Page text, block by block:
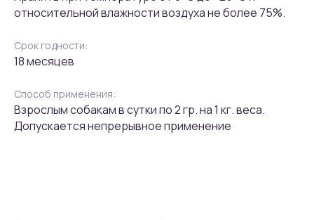
относительной влажности воздуха не более 75%.
Срок годности:
18 месяцев
Способ применения:
Взрослым собакам в сутки по 2 гр. на 1 кг. веса.
Допускается непрерывное применение